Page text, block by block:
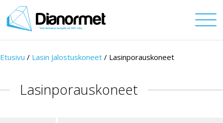
Etusivu / Lasin Jalostuskoneet / Lasinporauskoneet
Lasinporauskoneet